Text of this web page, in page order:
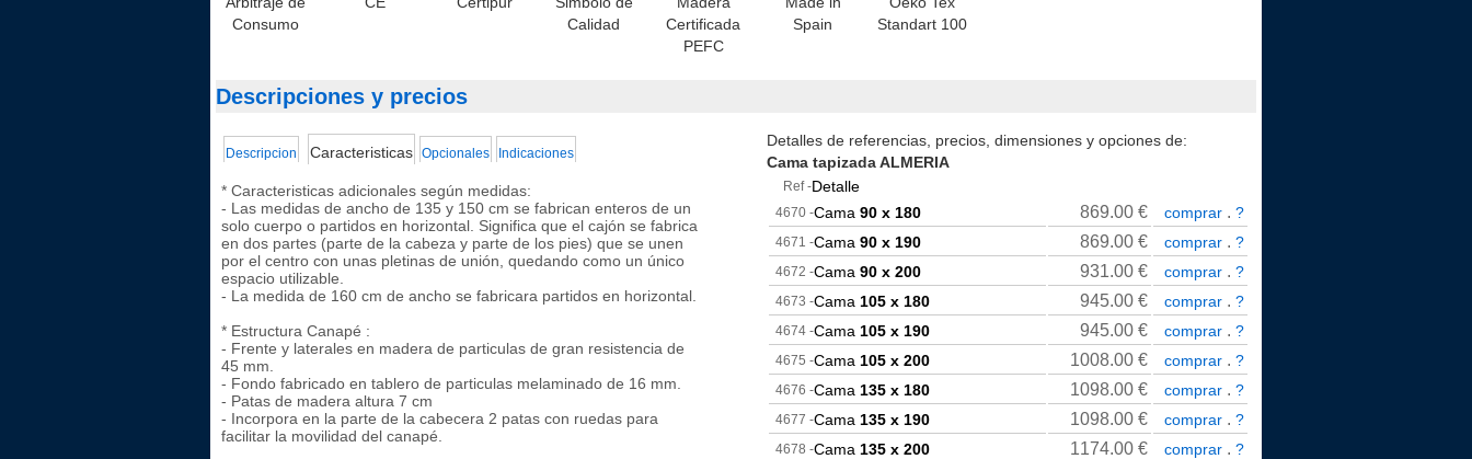
Consumo
Calidad
Certificada
PEFC
Spain
Standart 100
Descripciones y precios
Descripcion Caracteristicas Opcionales Indicaciones
* Caracteristicas adicionales según medidas:
- Las medidas de ancho de 135 y 150 cm se fabrican enteros de un
solo cuerpo o partidos en horizontal. Significa que el cajón se fabrica
en dos partes (parte de la cabeza y parte de los pies) que se unen
por el centro con unas pletinas de unión, quedando como un único
espacio utilizable.
- La medida de 160 cm de ancho se fabricara partidos en horizontal.
* Estructura Canapé :
- Frente y laterales en madera de particulas de gran resistencia de
45 mm.
- Fondo fabricado en tablero de particulas melaminado de 16 mm.
- Patas de madera altura 7 cm
- Incorpora en la parte de la cabecera 2 patas con ruedas para
facilitar la movilidad del canapé.
Detalles de referencias, precios, dimensiones y opciones de:
Cama tapizada ALMERIA
Ref -Detalle
4670 -Cama90 x 180 869.00 € comprar .?
4671 -Cama90 x 190 869.00 € comprar .?
4672 -Cama90 x 200 931.00 € comprar .?
4673 -Cama 105 x 180 945.00 € comprar .?
4674 -Cama 105 x 190 945.00 € comprar .?
4675 -Cama 105 x 200 1008.00 € comprar .?
4676 -Cama 135 x 180 1098.00 € comprar .?
4677 -Cama 135 x 190 1098.00 € comprar .?
4678 -Cama 135 x 200 1174.00 € comprar .?